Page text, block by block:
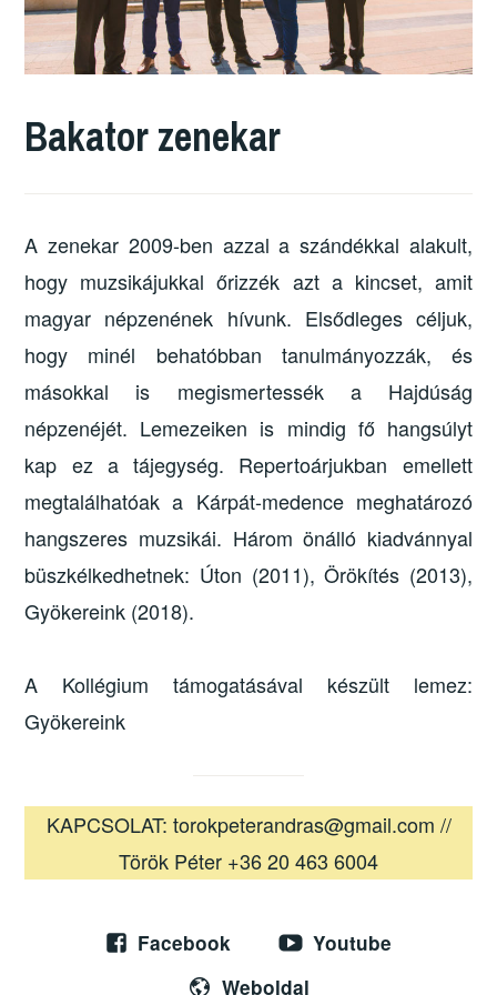
Bakator zenekar
A zenekar 2009-ben azzal a szándékkal alakult,
hogy muzsikájukkal őrizzék azt a kincset, amit
magyar népzenének hívunk. Elsődleges céljuk,
hogy minél behatóbban tanulmányozzák, és
másokkal is megismertessék a Hajdúság
népzenéjét. Lemezeiken is mindig fő hangsúlyt
kap ez a tájegység. Repertoárjukban emellett
megtalálhatóak a Kárpát-medence meghatározó
hangszeres muzsikái. Három önálló kiadvánnyal
büszkélkedhetnek: Úton (2011), Örökítés (2013),
Gyökereink (2018).
A Kollégium támogatásával készült lemez:
Gyökereink
KAPCSOLAT: torokpeterandras@gmail.com //
Török Péter +36 20 463 6004
Facebook
Youtube
Weboldal